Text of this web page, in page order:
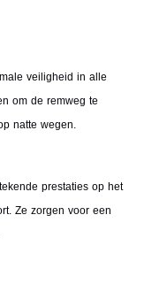
veiligheid in alle
om de remweg te
natte wegen.
prestaties op het
Ze zorgen voor een